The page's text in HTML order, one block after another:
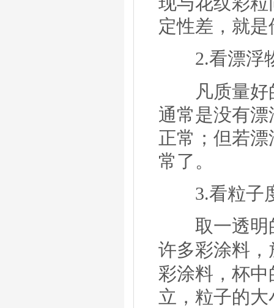
定性差，就
2.看漂浮
凡质量好
通常是没有
正常；但若
常了。
3.看粒子
取一透明的
许多彩涂料，
彩涂料，杯
立，粒子的